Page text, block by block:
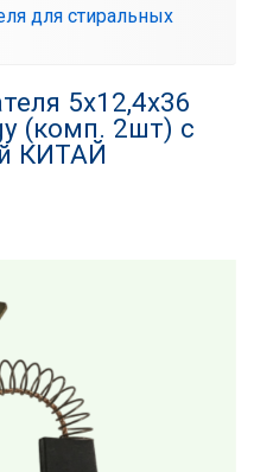
для стиральных
5х12,4х36
(комп. 2шт) с
КИТАЙ